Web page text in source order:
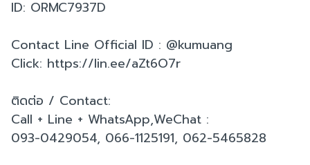
ID: ORMC7937D
Contact Line Official ID : @kumuang
Click: https://lin.ee/aZt6O7r
ติดต่อ / Contact:
Call + Line + WhatsApp,WeChat :
093-0429054, 066-1125191, 062-5465828